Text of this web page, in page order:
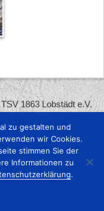
1863 Lobstädt e.V.
zu gestalten und
wir Cookies.
stimmen Sie der
Informationen zu
.